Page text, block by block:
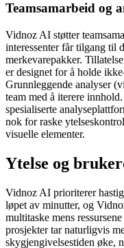
Teamsamarbeid og
Vidnoz AI støtter
interessenter får tilgang til
merkevarepakker.
er designet for å holde
Grunnleggende analyser
team med å iterere
spesialiserte
nok for raske
visuelle elementer.
Ytelse og
Vidnoz AI prioriterer
løpet av minutter, og
multitaske mens
prosjekter tar naturligvis
skygjengivelsestiden øke,